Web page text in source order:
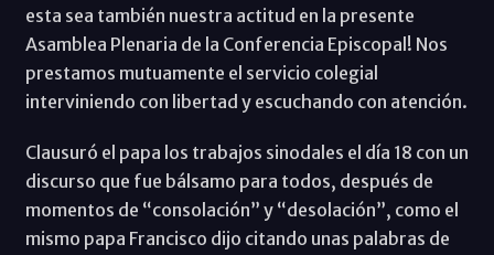
esta sea también nuestra actitud en la presente
Asamblea Plenaria de la Conferencia Episcopal! Nos
prestamos mutuamente el servicio colegial
interviniendo con libertad y escuchando con atención.
Clausuró el papa los trabajos sinodales el día 18 con un
discurso que fue bálsamo para todos, después de
momentos de “consolación” y “desolación”, como el
mismo papa Francisco dijo citando unas palabras de